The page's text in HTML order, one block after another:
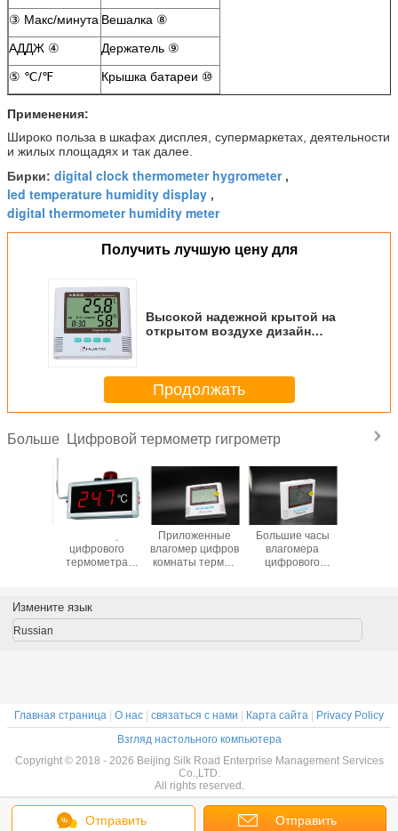
③ Макс/минута Вешалка ⑧
АДДЖ ④
Держатель ⑨
⑤ ℃/℉
Крышка батареи ⑩
Применения:
Широко польза в шкафах дисплея, супермаркетах, деятельности
и жилых площадях и так далее.
Бирки: digital clock thermometer hygrometer,
led temperature humidity display ,
digital thermometer humidity meter
Получить лучшую цену для
Высокой надежной крытой на
открытом воздухе дизайн
стеной
Продолжать
Больше Цифровой термометр гигрометр
крытый
цифрового
термометра
с большим
дисплеем СИД
Приложенные
влагомер цифров
комнаты термо-,
медицинское
Большие часы
влагомера
цифрового
температуры
тревоги
Отправить Отправить
Измените язык
Russian
Главная страница О нас связаться с нами Карта сайта
Privacy Policy
Взгляд настольного компьютера
Copyright © 2018 - 2026 Beijing Silk Road Enterprise Management Services
Co.,LTD.
All rights reserved.